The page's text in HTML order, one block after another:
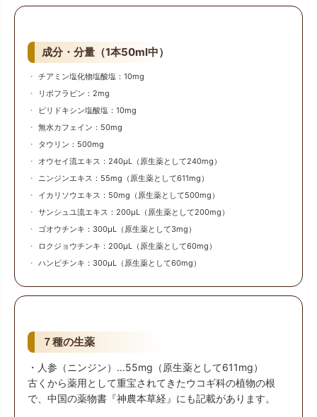
成分・分量（1本50ml中）
チアミン塩化物塩酸塩：10mg
リボフラビン：2mg
ピリドキシン塩酸塩：10mg
無水カフェイン：50mg
タウリン：500mg
オウセイ流エキス：240μL（原生薬として240mg）
ニンジンエキス：55mg（原生薬として611mg）
イカリソウエキス：50mg（原生薬として500mg）
サンシュユ流エキス：200μL（原生薬として200mg）
ゴオウチンキ：300μL（原生薬として3mg）
ロクジョウチンキ：200μL（原生薬として60mg）
ハンピチンキ：300μL（原生薬として60mg）
７種の生薬
・人参（ニンジン）…55mg（原生薬として611mg）
古くから薬用として重宝されてきたウコギ科の植物の根
で、中国の薬物書『神農本草経』にも記載があります。